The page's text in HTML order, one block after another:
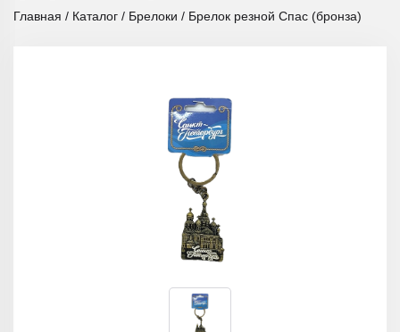
Главная Каталог Брелоки Брелок резной Спас (бронза)